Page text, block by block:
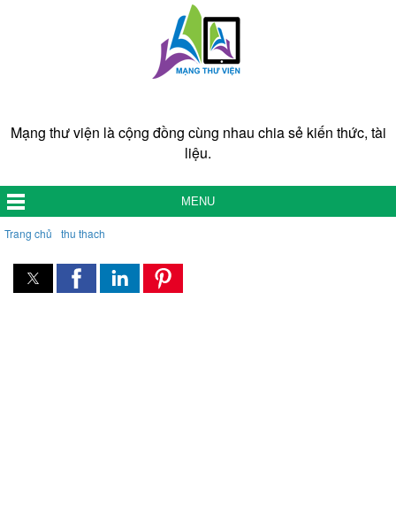
Mạng thư viện là cộng đồng cùng nhau chia sẻ kiến thức, tài
liệu.
MENU
Trang chủ thu thach